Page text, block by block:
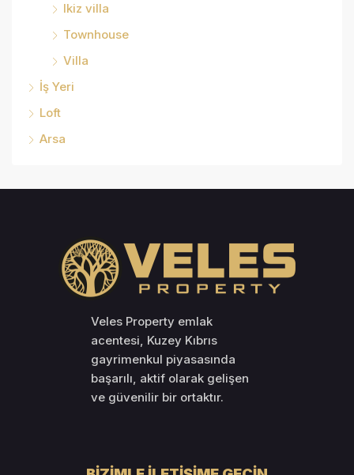
Ikiz villa
Townhouse
Villa
İş Yeri
Loft
Arsa
Veles Property emlak
acentesi, Kuzey Kıbrıs
gayrimenkul piyasasında
başarılı, aktif olarak gelişen
ve güvenilir bir ortaktır.